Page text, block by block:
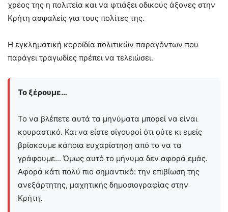
χρέος της η πολιτεία και να φτιάξει οδικούς άξονες στην
Κρήτη ασφαλείς για τους πολίτες της.
Η εγκληματική κοροϊδία πολιτικών παραγόντων που
παράγει τραγωδίες πρέπει να τελειώσει.
Το ξέρουμε…
Το να βλέπετε αυτά τα μηνύματα μπορεί να είναι
κουραστικό. Και να είστε σίγουροί ότι ούτε κι εμείς
βρίσκουμε κάποια ευχαρίστηση από το να τα
γράφουμε... Όμως αυτό το μήνυμα δεν αφορά εμάς.
Αφορά κάτι πολύ πιο σημαντικό: την επιβίωση της
ανεξάρτητης, μαχητικής δημοσιογραφίας στην
Kρήτη.